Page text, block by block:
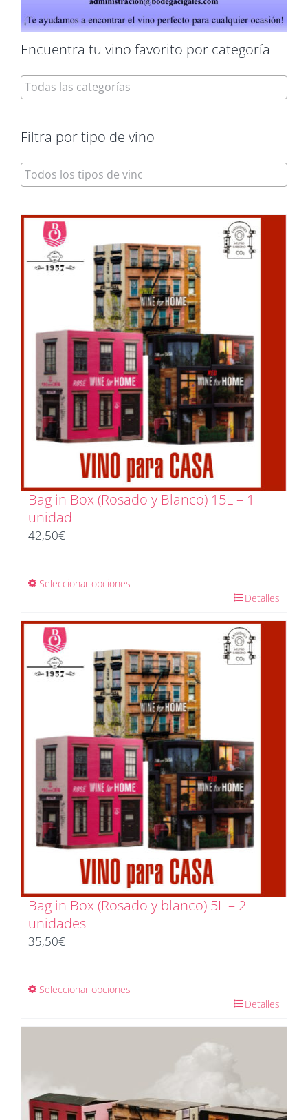
Encuentra tu vino favorito por categoría
Filtra por tipo de vino
Bag in Box (Rosado y Blanco) 15L – 1
unidad
42,50€
Seleccionar opciones
Detalles
Bag in Box (Rosado y blanco) 5L – 2
unidades
35,50€
Seleccionar opciones
Detalles